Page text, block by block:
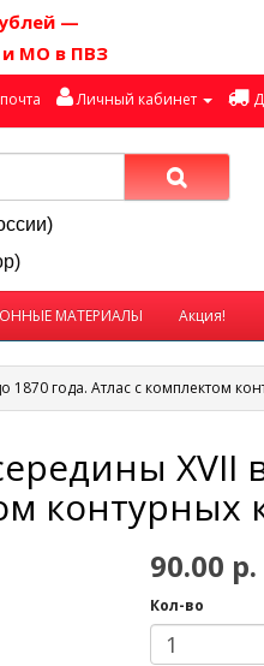
—
и МО в ПВЗ
Личный кабинет
МАТЕРИАЛЫ Акция!
1870 года. Атлас с комплектом
XVII
контурных
90.00 р.
Кол-во